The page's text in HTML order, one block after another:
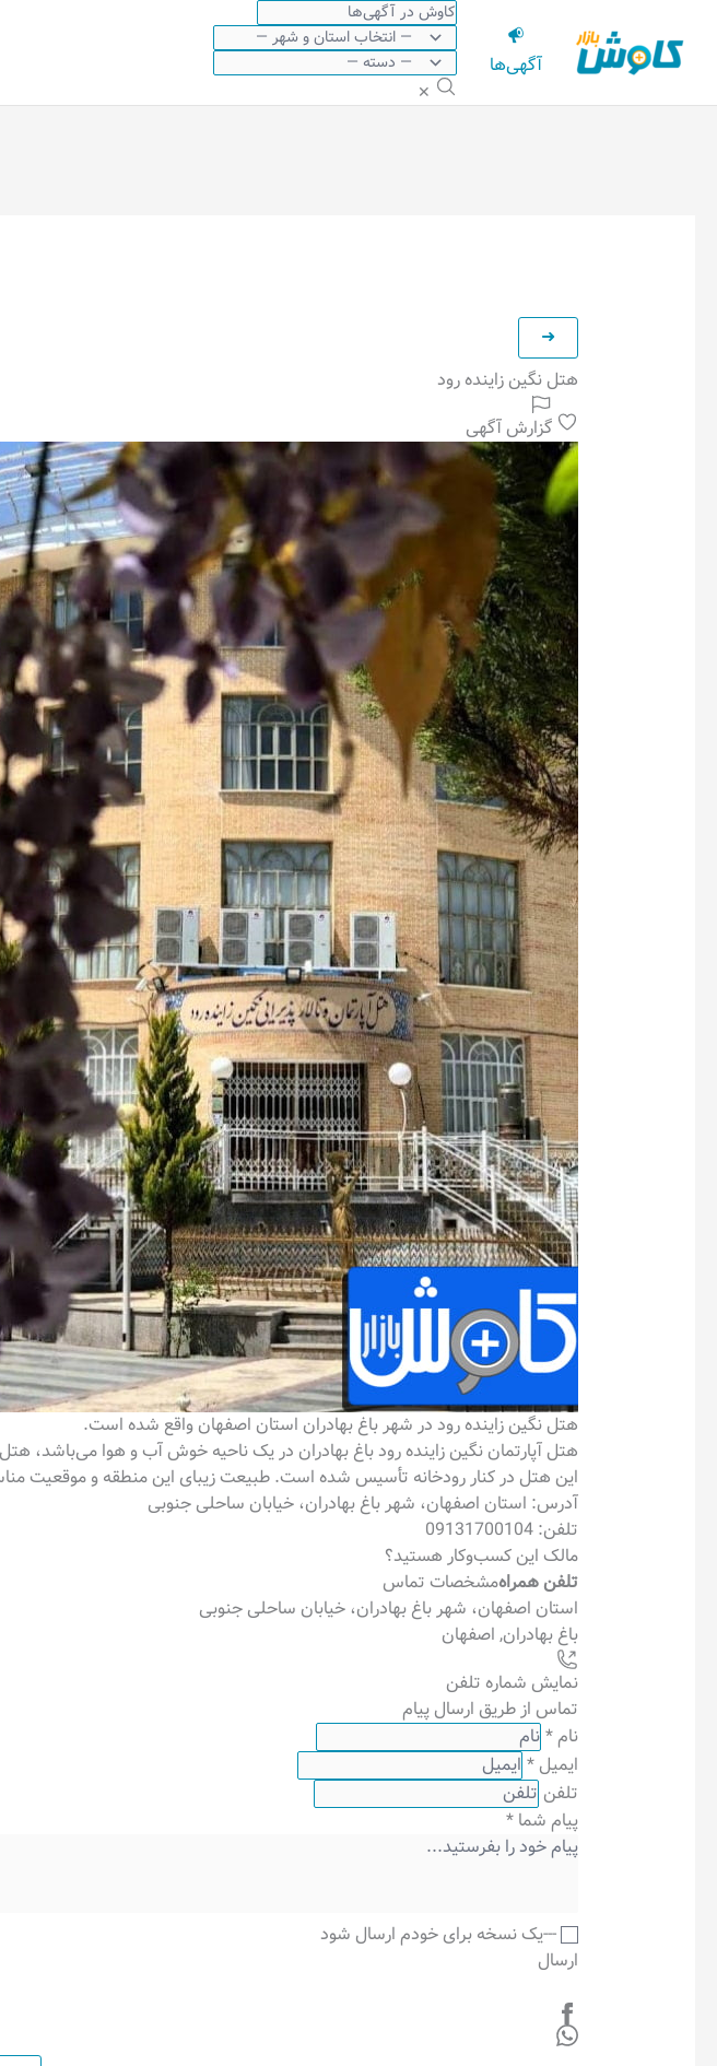
محتوا
آگهی‌ها
✕
هتل نگین زاینده رود
گزارش آگهی
هتل نگین زاینده رود در شهر باغ بهادران استان اصفهان واقع شده است.
هتل آپارتمان نگین زاینده رود باغ بهادران در یک ناحیه خوش آب و هوا می‌باشد، هتل دارای ۵ طبقه
این هتل در کنار رودخانه تأسیس شده است. طبیعت زیبای این منطقه و
آدرس: استان اصفهان، شهر باغ بهادران، خیابان ساحلی جنوبی
تلفن: 09131700104
مالک این کسب‌وکار هستید؟
تلفن همراهمشخصات تماس
استان اصفهان، شهر باغ بهادران، خیابان ساحلی جنوبی
باغ بهادران, اصفهان
نمایش شماره تلفن
تماس از طریق ارسال پیام
نام*
ایمیل *
تلفن
پیام شما *
---یک نسخه برای خودم ارسال شود
ارسال